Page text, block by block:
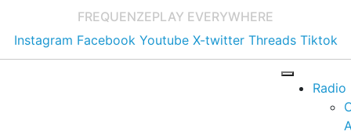
FREQUENZEPLAY EVERYWHERE
Instagram Facebook Youtube X-twitter Threads Tiktok
Radio